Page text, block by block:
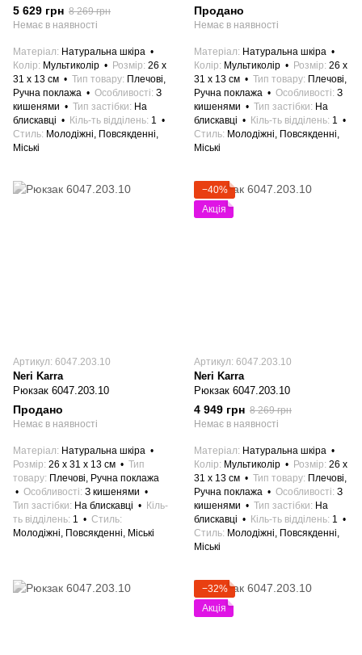
5 629 грн 8 269 грн
Немає в наявності
Матеріал
Натуральна шкіра
Колір
Мультиколір Розмір 26 x
31 x 13 см
Тип товару Плечові,
Ручна поклажа
Особливості З
кишенями
Тип застібки
На
блискавці
Кіль-ть відділень 1
Стиль Молодіжні, Повсякденні,
Міські
Продано
Немає в наявності
Матеріал
Натуральна шкіра
Колір
Мультиколір Розмір 26 x
31 x 13 см
Тип товару Плечові,
Ручна поклажа
Особливості З
кишенями
Тип застібки
На
блискавці
Кіль-ть відділень 1
Стиль Молодіжні, Повсякденні,
Міські
Артикул: 6047.203.10
Neri Karra
Рюкзак 6047.203.10
Продано
Немає в наявності
Матеріал
Натуральна шкіра
Розмір 26 x 31 x 13 см
Тип
товару Плечові, Ручна поклажа
Особливості З кишенями
Тип застібки
На блискавці
Кіль-
ть відділень 1
Стиль
Молодіжні, Повсякденні, Міські
−40%
Акція
Артикул: 6047.203.10
Neri Karra
Рюкзак 6047.203.10
4 949 грн 8 269 грн
Немає в наявності
Матеріал
Натуральна шкіра
Колір
Мультиколір Розмір 26 x
31 x 13 см
Тип товару Плечові,
Ручна поклажа
Особливості З
кишенями
Тип застібки
На
блискавці
Кіль-ть відділень 1
Стиль Молодіжні, Повсякденні,
Міські
−32%
Акція